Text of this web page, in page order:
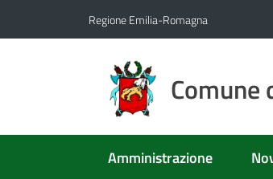
Regione Emilia-Romagna
Comune
Amministrazione
Menu selezionato